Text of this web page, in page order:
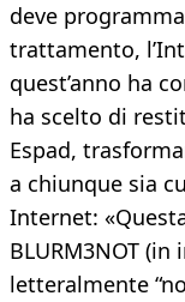
deve
trattamento,
quest’anno ha
ha scelto di
Espad,
a chiunque sia
Internet:
BLURM3NOT (in
letteralmente